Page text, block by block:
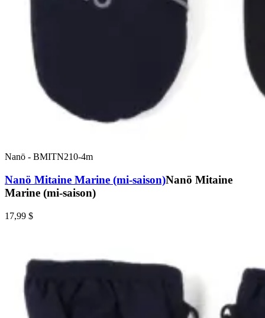
Nanö - BMITN210-4m
Nanö Mitaine Marine (mi-saison)Nanö Mitaine
Marine (mi-saison)
17,99 $